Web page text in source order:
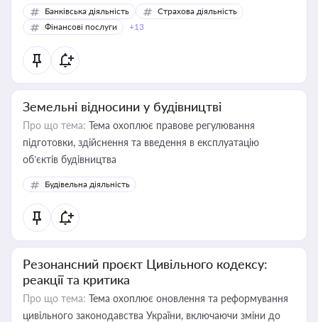
Банківська діяльність
Страхова діяльність
Фінансові послуги
+13
Земельні відносини у будівництві
Про що тема: Тема охоплює правове регулювання
підготовки, здійснення та введення в експлуатацію
об’єктів будівництва
Будівельна діяльність
Резонансний проєкт Цивільного кодексу:
реакції та критика
Про що тема: Тема охоплює оновлення та реформування
цивільного законодавства України, включаючи зміни до